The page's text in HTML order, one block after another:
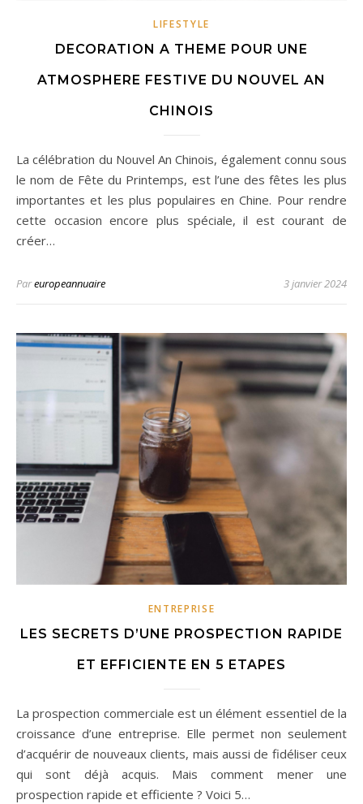
LIFESTYLE
DECORATION A THEME POUR UNE
ATMOSPHERE FESTIVE DU NOUVEL AN
CHINOIS
La célébration du Nouvel An Chinois, également connu sous
le nom de Fête du Printemps, est l’une des fêtes les plus
importantes et les plus populaires en Chine. Pour rendre
cette occasion encore plus spéciale, il est courant de
créer…
Pareuropeannuaire 3 janvier 2024
ENTREPRISE
LES SECRETS D’UNE PROSPECTION RAPIDE
ET EFFICIENTE EN 5 ETAPES
La prospection commerciale est un élément essentiel de la
croissance d’une entreprise. Elle permet non seulement
d’acquérir de nouveaux clients, mais aussi de fidéliser ceux
qui sont déjà acquis. Mais comment mener une
prospection rapide et efficiente ? Voici 5…